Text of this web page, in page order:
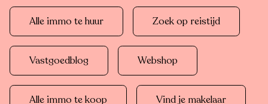
Alle immo te huur Zoek op reistijd
Vastgoedblog Webshop
Alle immo te koop Vind je makelaar